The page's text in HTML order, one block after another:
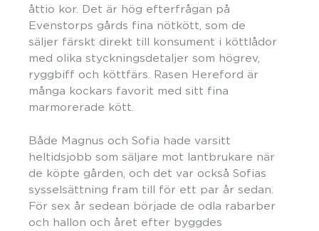
åttio kor. Det är hög efterfrågan på
Evenstorps gårds fina nötkött, som de
säljer färskt direkt till konsument i köttlådor
med olika styckningsdetaljer som högrev,
ryggbiff och köttfärs. Rasen Hereford är
många kockars favorit med sitt fina
marmorerade kött.
Både Magnus och Sofia hade varsitt
heltidsjobb som säljare mot lantbrukare när
de köpte gården, och det var också Sofias
sysselsättning fram till för ett par år sedan.
För sex år sedean började de odla rabarber
och hallon och året efter byggdes